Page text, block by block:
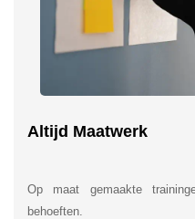
Altijd Maatwerk
Op maat gemaakte
behoeften.